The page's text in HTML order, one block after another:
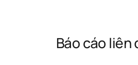
Báo cáo liên